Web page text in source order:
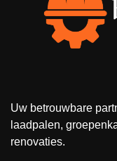
Uw betrouwbare
laadpalen,
renovaties.